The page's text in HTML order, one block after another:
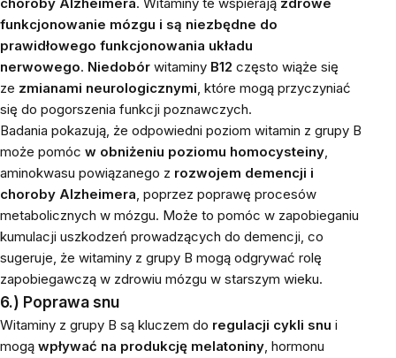
funkcjonowanie mózgu i są niezbędne do
prawidłowego funkcjonowania układu
nerwowego. Niedobór witaminy B12 często wiąże się
ze zmianami neurologicznymi, które mogą przyczyniać
się do pogorszenia funkcji poznawczych.
Badania pokazują, że odpowiedni poziom witamin z grupy B
może pomóc w obniżeniu poziomu homocysteiny,
aminokwasu powiązanego z rozwojem demencji i
choroby Alzheimera, poprzez poprawę procesów
metabolicznych w mózgu. Może to pomóc w zapobieganiu
kumulacji uszkodzeń prowadzących do demencji, co
sugeruje, że witaminy z grupy B mogą odgrywać rolę
zapobiegawczą w zdrowiu mózgu w starszym wieku.
6.) Poprawa snu
Witaminy z grupy B są kluczem do regulacji cykli snu i
mogą wpływać na produkcję meIatoniny, hormonu